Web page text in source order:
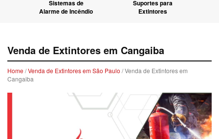
Sistemas de
Alarme de Incêndio
Suportes para
Extintores
Venda de Extintores em Cangaiba
Home/Venda de Extintores em São Paulo / Venda de Extintores em
Cangaiba